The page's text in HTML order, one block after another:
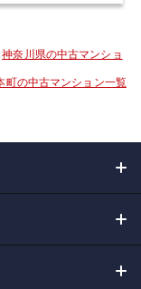
神奈川県の中古マンショ
町の中古マンション一覧